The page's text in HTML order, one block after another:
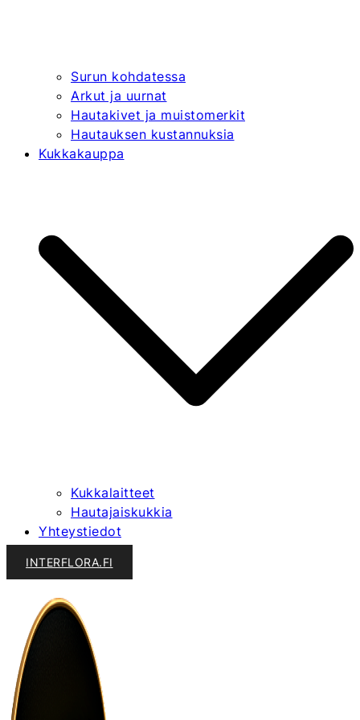
Surun kohdatessa
Arkut ja uurnat
Hautakivet ja muistomerkit
Hautauksen kustannuksia
Kukkakauppa
Kukkalaitteet
Hautajaiskukkia
Yhteystiedot
INTERFLORA.FI